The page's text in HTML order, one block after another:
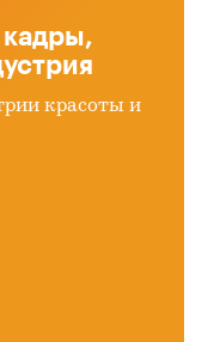
красоты и